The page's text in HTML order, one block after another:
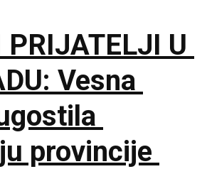
PRIJATELJI U
Vesna
provincije